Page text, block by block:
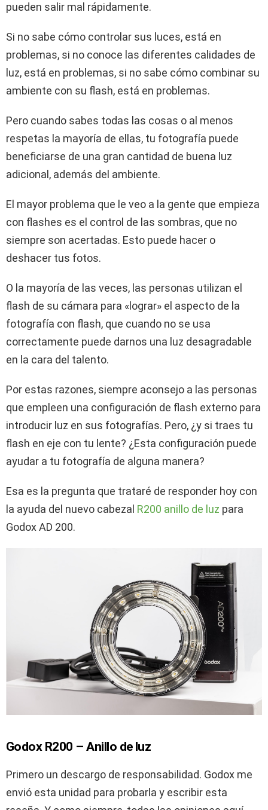
pueden salir mal rápidamente.
Si no sabe cómo controlar sus luces, está en
problemas, si no conoce las diferentes calidades de
luz, está en problemas, si no sabe cómo combinar su
ambiente con su flash, está en problemas.
Pero cuando sabes todas las cosas o al menos
respetas la mayoría de ellas, tu fotografía puede
beneficiarse de una gran cantidad de buena luz
adicional, además del ambiente.
El mayor problema que le veo a la gente que empieza
con flashes es el control de las sombras, que no
siempre son acertadas. Esto puede hacer o
deshacer tus fotos.
O la mayoría de las veces, las personas utilizan el
flash de su cámara para «lograr» el aspecto de la
fotografía con flash, que cuando no se usa
correctamente puede darnos una luz desagradable
en la cara del talento.
Por estas razones, siempre aconsejo a las personas
que empleen una configuración de flash externo para
introducir luz en sus fotografías. Pero, ¿y si traes tu
flash en eje con tu lente? ¿Esta configuración puede
ayudar a tu fotografía de alguna manera?
Esa es la pregunta que trataré de responder hoy con
la ayuda del nuevo cabezal R200 anillo de luz para
Godox AD 200.
Godox R200 – Anillo de luz
Primero un descargo de responsabilidad. Godox me
envió esta unidad para probarla y escribir esta